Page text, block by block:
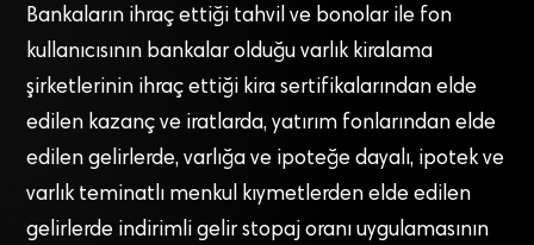
Bankaların ihraç ettiği tahvil ve bonolar ile fon
kullanıcısının bankalar olduğu varlık kiralama
şirketlerinin ihraç ettiği kira sertifikalarından elde
edilen kazanç ve iratlarda, yatırım fonlarından elde
edilen gelirlerde, varlığa ve ipoteğe dayalı, ipotek ve
varlık teminatlı menkul kıymetlerden elde edilen
gelirlerde indirimli gelir stopaj oranı uygulamasının